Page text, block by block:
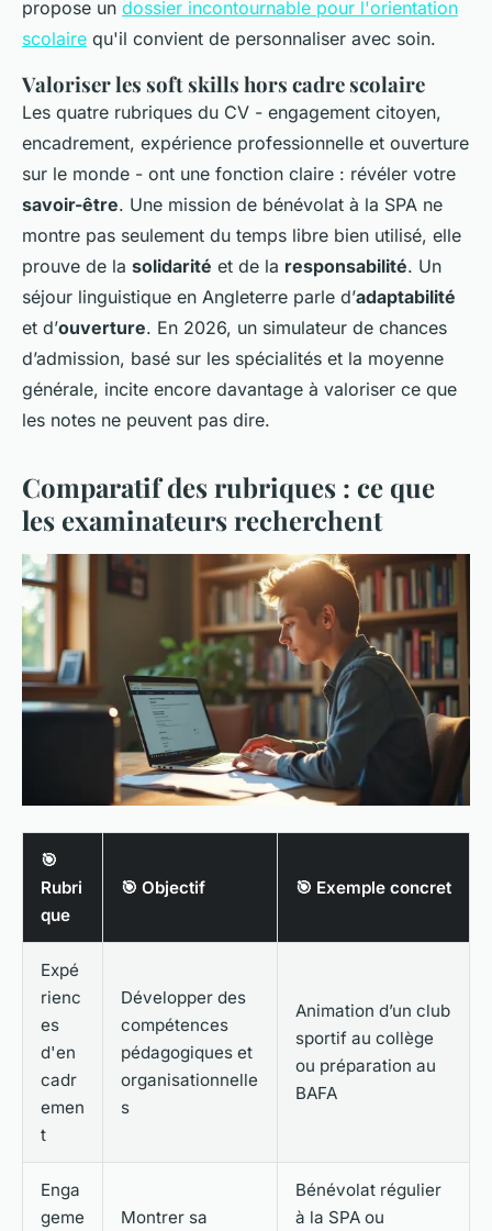
propose un dossier incontournable pour l'orientation
scolaire qu'il convient de personnaliser avec soin.
Valoriser les soft skills hors cadre scolaire
Les quatre rubriques du CV - engagement citoyen,
encadrement, expérience professionnelle et ouverture
sur le monde - ont une fonction claire : révéler votre
savoir-être. Une mission de bénévolat à la SPA ne
montre pas seulement du temps libre bien utilisé, elle
prouve de la solidarité et de la responsabilité. Un
séjour linguistique en Angleterre parle d’adaptabilité
et d’ouverture. En 2026, un simulateur de chances
d’admission, basé sur les spécialités et la moyenne
générale, incite encore davantage à valoriser ce que
les notes ne peuvent pas dire.
Comparatif des rubriques : ce que
les examinateurs recherchent
🎯
Rubri
que
🎯 Objectif 🎯 Exemple concret
Expé
rienc
es
d'en
cadr
emen
t
Développer des
compétences
pédagogiques et
organisationnelle
s
Animation d’un club
sportif au collège
ou préparation au
BAFA
Enga
geme
Montrer sa
Bénévolat régulier
à la SPA ou